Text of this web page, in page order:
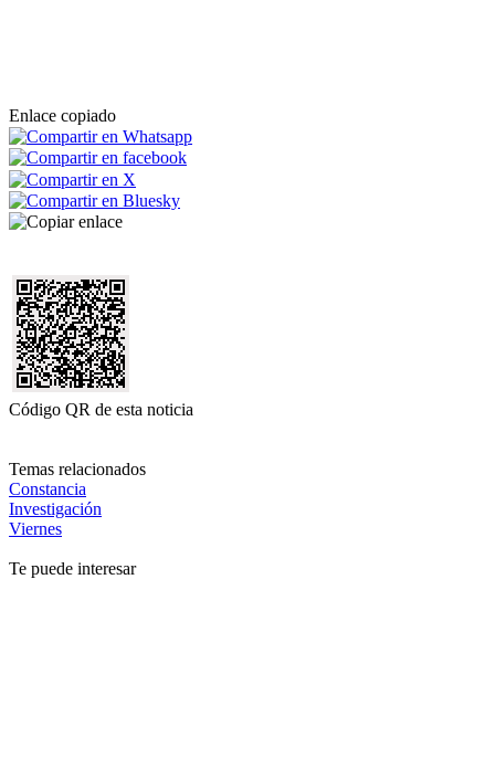
Enlace copiado
Código QR de esta noticia
Temas relacionados
Constancia
Investigación
Viernes
Te puede interesar